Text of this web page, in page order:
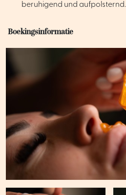
beruhigend und aufpolsternd.
Boekingsinformatie